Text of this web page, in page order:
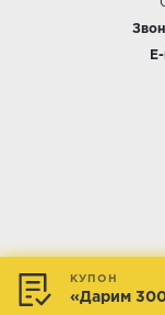
КУПОН
«Дарим